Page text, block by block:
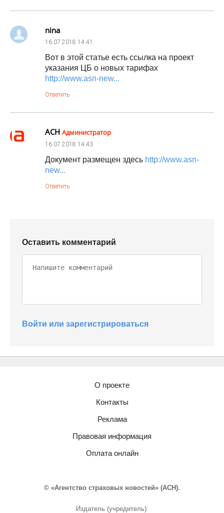
nina
16.07.2018 14:41
Вот в этой статье есть ссылка на проект
указания ЦБ о новых тарифах
http://www.asn-new...
Ответить
АСН Администратор
16.07.2018 14:43
Документ размещен здесь http://www.asn-
new...
Ответить
Оставить комментарий
Войти или зарегистрироваться
О проекте
Контакты
Реклама
Правовая информация
Оплата онлайн
© «Агентство страховых новостей» (АСН).
Издатель (учредитель):